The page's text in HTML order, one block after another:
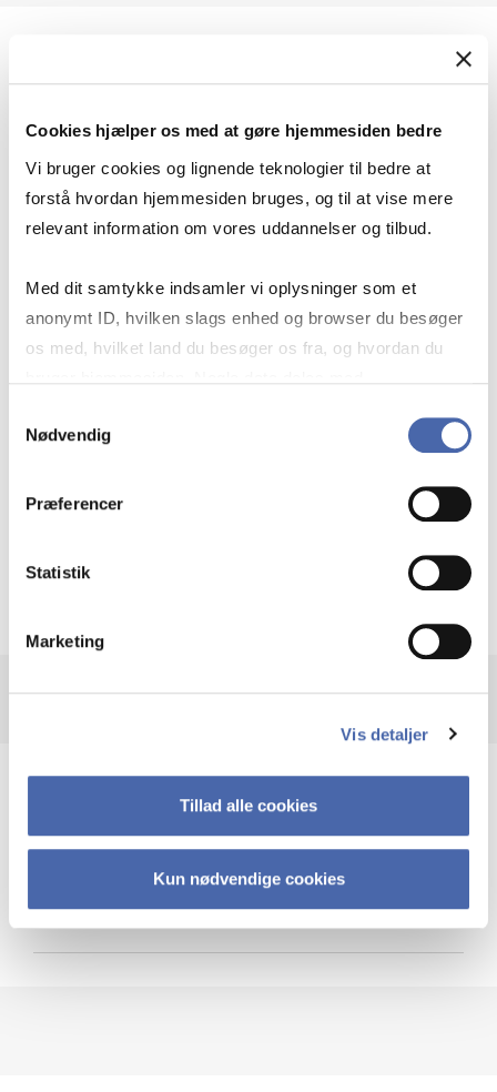
Cookies hjælper os med at gøre hjemmesiden bedre
Vi bruger cookies og lignende teknologier til bedre at
forstå hvordan hjemmesiden bruges, og til at vise mere
relevant information om vores uddannelser og tilbud.
Med dit samtykke indsamler vi oplysninger som et
anonymt ID, hvilken slags enhed og browser du besøger
os med, hvilket land du besøger os fra, og hvordan du
markedsføring. Du bestemmer selv - og kan altid trække
Nødvendig
Præferencer
Statistik
Marketing
Vis detaljer
Tillad alle cookies
Kun nødvendige cookies
Geopolitik og businesssikkerhed
navigerer man som virksomhed?
Krigen i Ukraine
Cybersikkerhed